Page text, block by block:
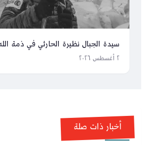
سيدة الجبال نظيرة الحارثي في ذمة
٢ أغسطس ٢٠٢٦
أخبار ذات صلة